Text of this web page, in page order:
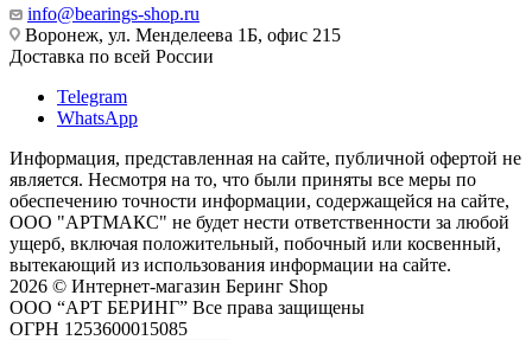
info@bearings-shop.ru
Воронеж, ул. Менделеева 1Б, офис 215
Доставка по всей России
Telegram
WhatsApp
Информация, представленная на сайте, публичной офертой не
является. Несмотря на то, что были приняты все меры по
обеспечению точности информации, содержащейся на сайте,
ООО "АРТМАКС" не будет нести ответственности за любой
ущерб, включая положительный, побочный или косвенный,
вытекающий из использования информации на сайте.
2026 © Интернет-магазин Беринг Shop
ООО “АРТ БЕРИНГ” Все права защищены
ОГРН 1253600015085